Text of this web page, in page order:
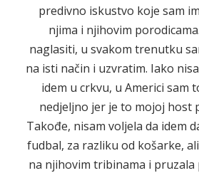
predivno iskustvo koje sam
njima i njihovim
naglasiti, u svakom trenutku
na isti način i uzvratim. Iako
idem u crkvu, u Americi sam
nedjeljno jer je to mojoj host
Takođe, nisam voljela da idem
fudbal, za razliku od košarke,
na njihovim tribinama i